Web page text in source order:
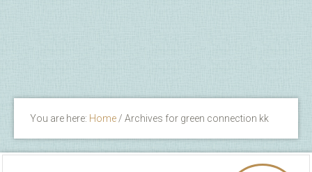
You are here: Home / Archives for green connection kk